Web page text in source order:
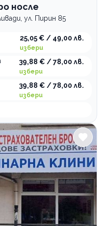
носле
ул. Пирин 85
25,05 € / 49,00 лв.
избери
39,88 € / 78,00 лв.
избери
39,88 € / 78,00 лв.
избери